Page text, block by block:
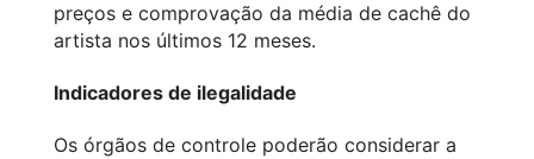
preços e comprovação da média de cachê do
artista nos últimos 12 meses.
Indicadores de ilegalidade
Os órgãos de controle poderão considerar a